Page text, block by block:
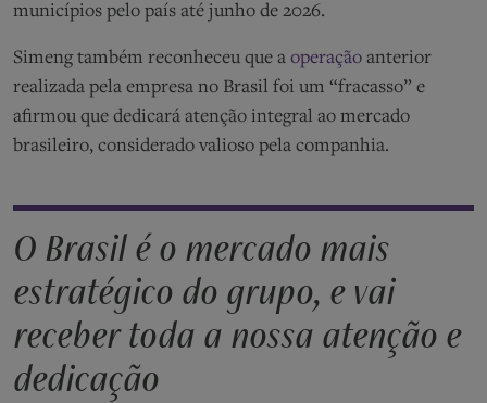
municípios pelo país até junho de 2026.
Simeng também reconheceu que a operação anterior
realizada pela empresa no Brasil foi um “fracasso” e
afirmou que dedicará atenção integral ao mercado
brasileiro, considerado valioso pela companhia.
O Brasil é o mercado mais
estratégico do grupo, e vai
receber toda a nossa atenção e
dedicação